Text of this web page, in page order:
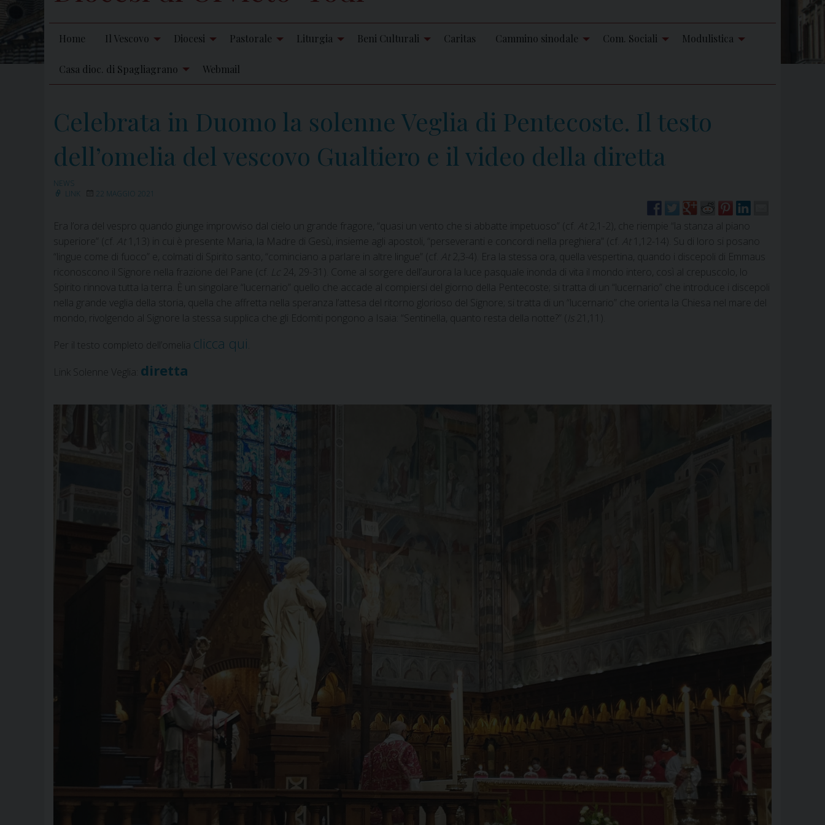
Home Il Vescovo Diocesi Pastorale Liturgia Beni Culturali Caritas Cammino sinodale Com. Sociali Modulistica
Casa dioc. di Spagliagrano Webmail
Celebrata in Duomo la solenne Veglia di Pentecoste. Il testo
dell’omelia del vescovo Gualtiero e il video della diretta
NEWS
LINK
22 MAGGIO 2021
Era l’ora del vespro quando giunge improvviso dal cielo un grande fragore, “quasi un vento che si abbatte impetuoso” (cf. At 2,1-2), che riempie “la stanza al piano
superiore” (cf. At 1,13) in cui è presente Maria, la Madre di Gesù, insieme agli apostoli, “perseveranti e concordi nella preghiera” (cf. At
1,12-14). Su di loro si posano
“lingue come di fuoco” e, colmati di Spirito santo, “cominciano a parlare in altre lingue” (cf. At 2,3-4). Era la stessa ora, quella vespertina, quando i discepoli di Emmaus
riconoscono il Signore nella frazione del Pane (cf. Lc 24, 29-31). Come al sorgere dell’aurora la luce pasquale inonda di vita il mondo intero, così al crepuscolo, lo
Spirito rinnova tutta la terra. È un singolare “lucernario” quello che accade al compiersi del giorno della Pentecoste; si tratta di un “lucernario” che introduce i discepoli
nella grande veglia della storia, quella che affretta nella speranza l’attesa del ritorno glorioso del Signore; si tratta di un “lucernario” che orienta la Chiesa nel mare del
mondo, rivolgendo al Signore la stessa supplica che gli Edomiti pongono a Isaia: “Sentinella, quanto resta della notte?” (
Is 21,11).
Per il testo completo dell’omelia clicca qui
Link Solenne Veglia: diretta